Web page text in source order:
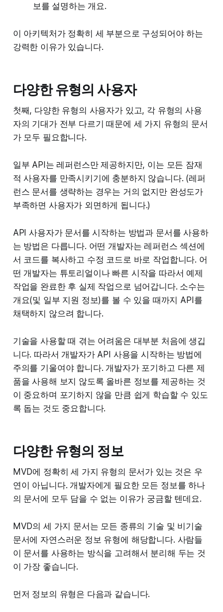
보를 설명하는 개요.
이 아키텍처가 정확히 세 부분으로 구성되어야 하는
강력한 이유가 있습니다.
다양한 유형의 사용자
첫째, 다양한 유형의 사용자가 있고, 각 유형의 사용
자의 기대가 전부 다르기 때문에 세 가지 유형의 문서
가 모두 필요합니다.
일부 API는 레퍼런스만 제공하지만, 이는 모든 잠재
적 사용자를 만족시키기에 충분하지 않습니다. (레퍼
런스 문서를 생략하는 경우는 거의 없지만 완성도가
부족하면 사용자가 외면하게 됩니다.)
API 사용자가 문서를 시작하는 방법과 문서를 사용하
는 방법은 다릅니다. 어떤 개발자는 레퍼런스 섹션에
서 코드를 복사하고 수정 코드로 바로 작업합니다. 어
떤 개발자는 튜토리얼이나 빠른 시작을 따라서 예제
작업을 완료한 후 실제 작업으로 넘어갑니다. 소수는
개요(및 일부 지원 정보)를 볼 수 있을 때까지 API를
채택하지 않으려 합니다.
기술을 사용할 때 겪는 어려움은 대부분 처음에 생깁
니다. 따라서 개발자가 API 사용을 시작하는 방법에
주의를 기울여야 합니다. 개발자가 포기하고 다른 제
품을 사용해 보지 않도록 올바른 정보를 제공하는 것
이 중요하며 포기하지 않을 만큼 쉽게 학습할 수 있도
록 돕는 것도 중요합니다.
다양한 유형의 정보
MVD에 정확히 세 가지 유형의 문서가 있는 것은 우
연이 아닙니다. 개발자에게 필요한 모든 정보를 하나
의 문서에 모두 담을 수 없는 이유가 궁금할 텐데요.
MVD의 세 가지 문서는 모든 종류의 기술 및 비기술
문서에 자연스러운 정보 유형에 해당합니다. 사람들
이 문서를 사용하는 방식을 고려해서 분리해 두는 것
이 가장 좋습니다.
먼저 정보의 유형은 다음과 같습니다.